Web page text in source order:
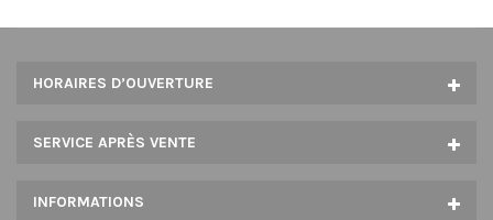
INFORMATIONS
SERVICE APRÈS VENTE
HORAIRES D’OUVERTURE